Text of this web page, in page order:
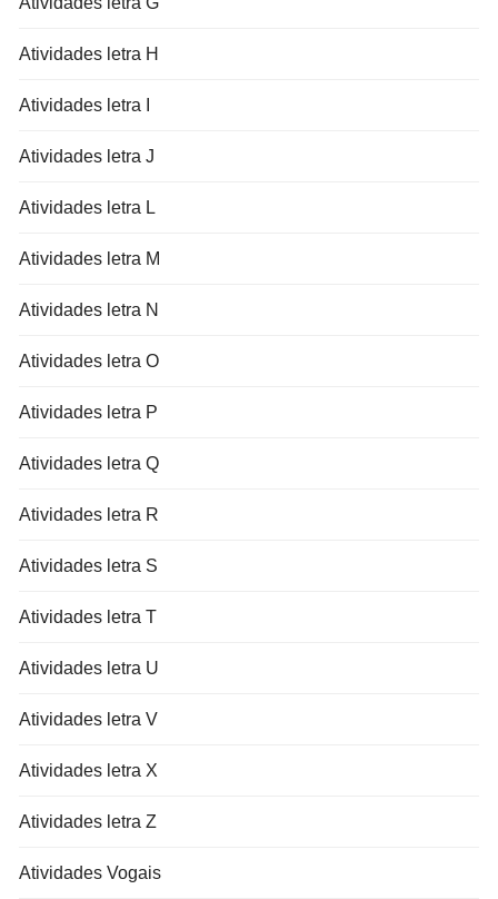
Atividades letra H
Atividades letra I
Atividades letra J
Atividades letra L
Atividades letra M
Atividades letra N
Atividades letra O
Atividades letra P
Atividades letra Q
Atividades letra R
Atividades letra S
Atividades letra T
Atividades letra U
Atividades letra V
Atividades letra X
Atividades letra Z
Atividades Vogais